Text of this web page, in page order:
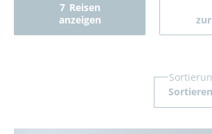
7 Reisen
anzeigen